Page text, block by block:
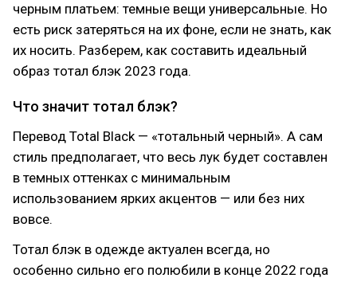
черным платьем: темные вещи универсальные. Но
есть риск затеряться на их фоне, если не знать, как
их носить. Разберем, как составить идеальный
образ тотал блэк 2023 года.
Что значит тотал блэк?
Перевод Total Black — «тотальный черный». А сам
стиль предполагает, что весь лук будет составлен
в темных оттенках с минимальным
использованием ярких акцентов — или без них
вовсе.
Тотал блэк в одежде актуален всегда, но
особенно сильно его полюбили в конце 2022 года